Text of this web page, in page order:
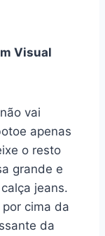
Visual
vai
apenas
o resto
grande e
jeans.
cima da
da